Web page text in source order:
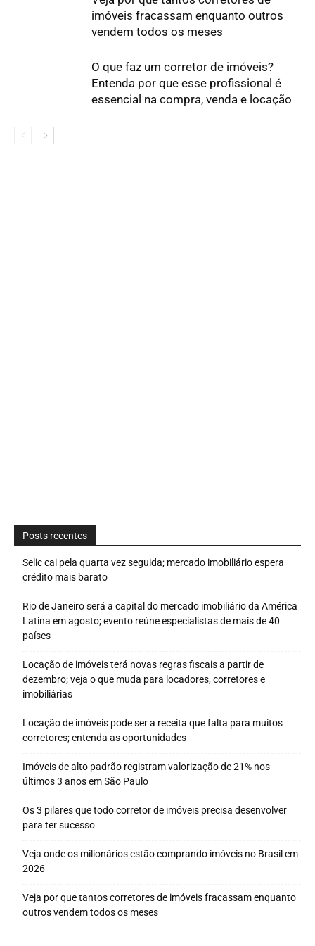
imóveis fracassam enquanto outros
vendem todos os meses
O que faz um corretor de imóveis?
Entenda por que esse profissional é
essencial na compra, venda e locação
Posts recentes
Selic cai pela quarta vez seguida; mercado imobiliário espera
crédito mais barato
Rio de Janeiro será a capital do mercado imobiliário da América
Latina em agosto; evento reúne especialistas de mais de 40
países
Locação de imóveis terá novas regras fiscais a partir de
dezembro; veja o que muda para locadores, corretores e
imobiliárias
Locação de imóveis pode ser a receita que falta para muitos
corretores; entenda as oportunidades
Imóveis de alto padrão registram valorização de 21% nos
últimos 3 anos em São Paulo
Os 3 pilares que todo corretor de imóveis precisa desenvolver
para ter sucesso
Veja onde os milionários estão comprando imóveis no Brasil em
2026
Veja por que tantos corretores de imóveis fracassam enquanto
outros vendem todos os meses